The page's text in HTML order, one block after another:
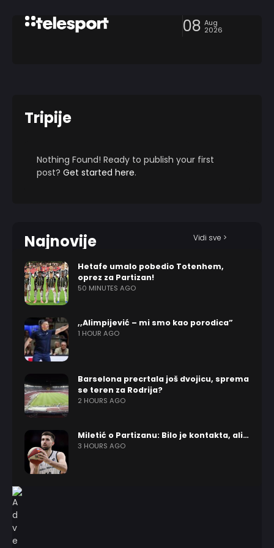
08 Aug
2026
Tripije
Nothing Found! Ready to publish your first
post? Get started here.
Najnovije Vidi sve >
Hetafe umalo pobedio Totenhem,
oprez za Partizan!
50 MINUTES AGO
,,Alimpijević – mi smo kao porodica”
1 HOUR AGO
Barselona precrtala još dvojicu, sprema
se teren za Rodrija?
2 HOURS AGO
Miletić o Partizanu: Bilo je kontakta, ali…
3 HOURS AGO